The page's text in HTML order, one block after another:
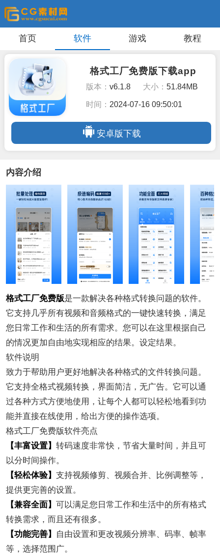
首页 软件 游戏 教程
格式工厂免费版下载app
版本： v6.1.8 大小：51.84MB
时间： 2024-07-16 09:50:01
安卓版下载
内容介绍
格式工厂免费版是一款解决各种格式转换问题的软件。
它支持几乎所有视频和音频格式的一键快速转换，满足
您日常工作和生活的所有需求。您可以在这里根据自己
的情况更加自由地实现相应的结果。设定结果。
软件说明
致力于帮助用户更好地解决各种格式的文件转换问题。
它支持全格式视频转换，界面简洁，无广告。它可以通
过各种方式方便地使用，让每个人都可以轻松地看到功
能并直接在线使用，给出方便的操作选项。
格式工厂免费版软件亮点
【丰富设置】 转码速度非常快，节省大量时间，并且可
以分时间操作。
【轻松体验】 支持视频修剪、视频合并、比例调整等，
提供更完善的设置。
【兼容全面】 可以满足您日常工作和生活中的所有格式
转换需求，而且还有很多。
【功能完善】
自由设置和更改视频分辨率、码率、帧率
等，选择范围广。